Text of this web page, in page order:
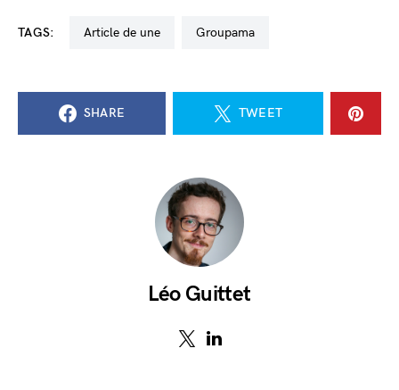
TAGS: Article de une Groupama
SHARE TWEET
Léo Guittet